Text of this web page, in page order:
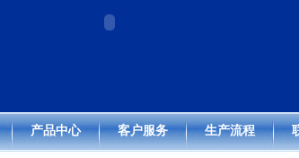
产品中心 客户服务 生产流程